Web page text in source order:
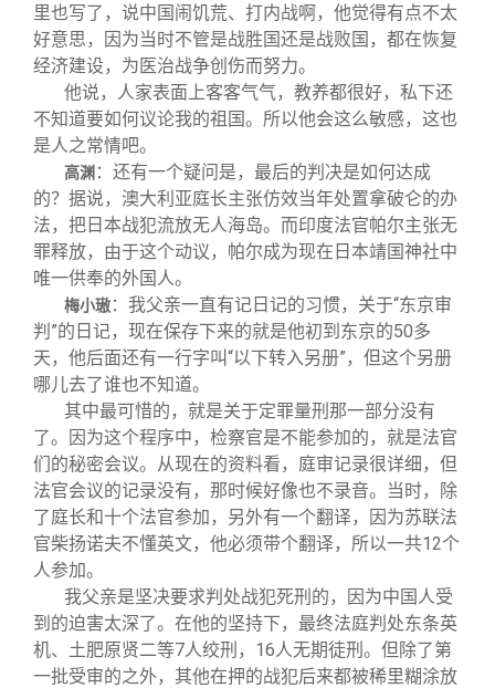
里也写了，说中国闹饥荒、打内战啊，他觉得有点不太
好意思，因为当时不管是战胜国还是战败国，都在恢复
经济建设，为医治战争创伤而努力。
他说，人家表面上客客气气，教养都很好，私下还
不知道要如何议论我的祖国。所以他会这么敏感，这也
是人之常情吧。
高渊 ：还有一个疑问是，最后的判决是如何达成
的？据说，澳大利亚庭长主张仿效当年处置拿破仑的办
法，把日本战犯流放无人海岛。而印度法官帕尔主张无
罪释放，由于这个动议，帕尔成为现在日本靖国神社中
唯一供奉的外国人。
梅小璈：我父亲一直有记日记的习惯，关于“东京审
判”的日记，现在保存下来的就是他初到东京的50多
天，他后面还有一行字叫“以下转入另册”，但这个另册
哪儿去了谁也不知道。
其中最可惜的，就是关于定罪量刑那一部分没有
了。因为这个程序中，检察官是不能参加的，就是法官
们的秘密会议。从现在的资料看，庭审记录很详细，但
法官会议的记录没有，那时候好像也不录音。当时，除
了庭长和十个法官参加，另外有一个翻译，因为苏联法
官柴扬诺夫不懂英文，他必须带个翻译，所以一共12个
人参加。
我父亲是坚决要求判处战犯死刑的，因为中国人受
到的迫害太深了。在他的坚持下，最终法庭判处东条英
机、土肥原贤二等7人绞刑，16人无期徒刑。但除了第
一批受审的之外，其他在押的战犯后来都被稀里糊涂放